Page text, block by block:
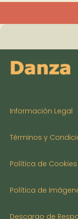
Información Legal
Términos y
Política de Cookies
Política de
Descargo de